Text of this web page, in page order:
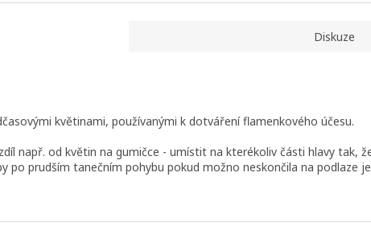
Diskuze
květinami, používanými k dotváření flamenkového účesu.
např. od květin na gumičce - umístit na kterékoliv části hlavy tak,
po prudším tanečním pohybu pokud možno neskončila na podlaze